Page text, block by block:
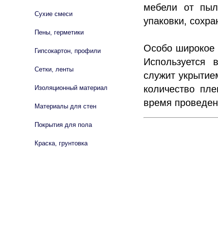
мебели от
упаковки,
Особо широкое
служит
количество
время
Сухие смеси
Пены, герметики
Гипсокартон, профили
Сетки, ленты
Изоляционный материал
Материалы для стен
Покрытия для пола
Краска, грунтовка